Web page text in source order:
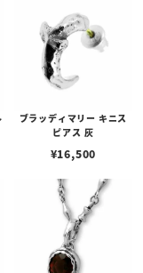
ブラッディマリー キニス
ピアス 灰
¥16,500